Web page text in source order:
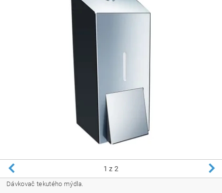
1 z 2
Dávkovač tekutého mýdla.